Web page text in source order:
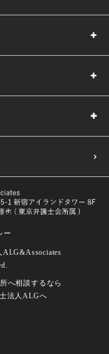
へ相談するなら
法人ALGへ
意点などわかりやす
点などを解説
わかりやすく解説
・改正内容をわかり
ー
ALG&Associates